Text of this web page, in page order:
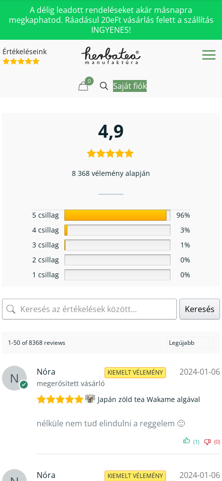
A délig leadott rendeléseket akár másnapra
megkaphatod. Ráadásul 20eFt vásárlás felett a szállítás
INGYENES!
Értékeléseink
0 Saját fiók
4,9
8 368 vélemény alapján
5 csillag
96%
4 csillag
3%
3 csillag
1%
2 csillag
0%
1 csillag
0%
Keresés
1-50 of 8368 reviews
Nóra
megerősített vásárló
KIEMELT VÉLEMÉNY 2024-01-06
5/ 5
Japán zöld tea Wakame algával
nélküle nem tud elindulni a reggelem 🙂
(1) (0)
Nóra KIEMELT VÉLEMÉNY 2024-01-06